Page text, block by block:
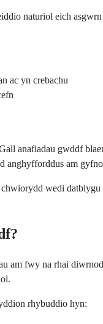
naturiol eich
ac yn crebachu
anafiadau gwddf
anghyfforddus am
wedi
am fwy na rhai
rhybuddio hyn: